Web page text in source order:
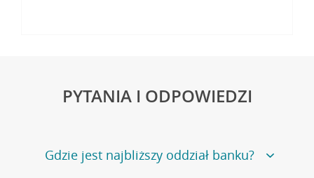
PYTANIA I ODPOWIEDZI
Gdzie jest najbliższy oddział banku?